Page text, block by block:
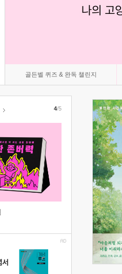
골든벨 퀴즈 & 완독 챌린지
4/5